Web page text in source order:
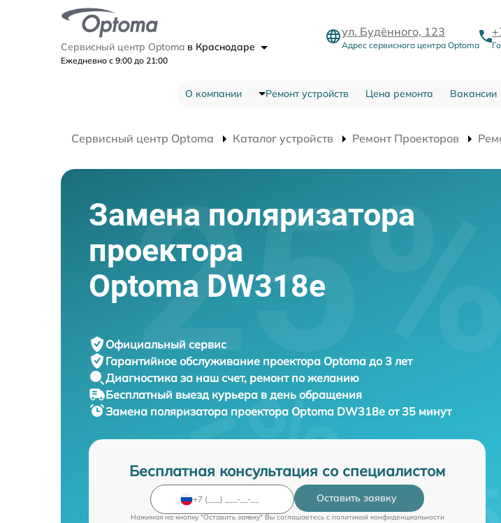
Сервисный центр Optoma в Краснодаре
Ежедневно с 9:00 до 21:00
ул. Будённого, 123
Адрес сервисного центра Optoma
О компании Ремонт устройств Цена ремонта Вакансии
Сервисный центр Optoma Каталог устройств Ремонт Проекторов
Замена поляризатора
проектора
Optoma DW318e
Официальный сервис
Гарантийное обслуживание проектора Optoma до 3 лет
Диагностика за наш счет, ремонт по желанию
Бесплатный выезд курьера в день обращения
Замена поляризатора проектора Optoma DW318e от 35 минут
Бесплатная консультация со специалистом
Оставить заявку
Нажимая на кнопку "Оставить заявку" Вы соглашаетесь c политикой конфиденциальности